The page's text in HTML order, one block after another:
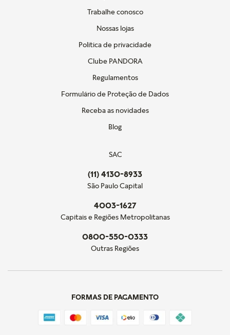
Trabalhe conosco
Nossas lojas
Politica de privacidade
Clube PANDORA
Regulamentos
Formulário de Proteção de Dados
Receba as novidades
Blog
SAC
(11) 4130-8933
São Paulo Capital
4003-1627
Capitais e Regiões Metropolitanas
0800-550-0333
Outras Regiões
FORMAS DE PAGAMENTO